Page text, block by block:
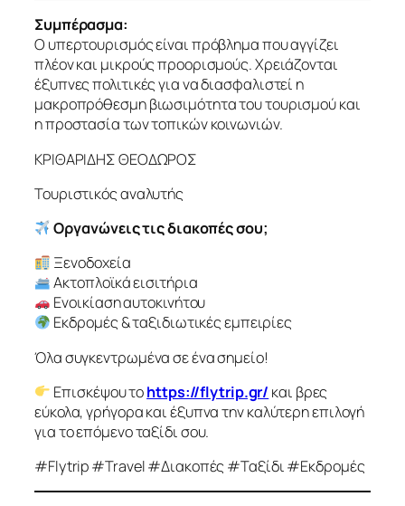
Συμπέρασμα:
Ο υπερτουρισμός είναι πρόβλημα που αγγίζει
πλέον και μικρούς προορισμούς. Χρειάζονται
έξυπνες πολιτικές για να διασφαλιστεί η
μακροπρόθεσμη βιωσιμότητα του τουρισμού και
η προστασία των τοπικών κοινωνιών.
ΚΡΙΘΑΡΙΔΗΣ ΘΕΟΔΩΡΟΣ
Τουριστικός αναλυτής
Οργανώνεις τις διακοπές σου;
Ξενοδοχεία
Ακτοπλοϊκά εισιτήρια
Ενοικίαση αυτοκινήτου
Εκδρομές & ταξιδιωτικές εμπειρίες
Όλα συγκεντρωμένα σε ένα σημείο!
Επισκέψου τοhttps://flytrip.gr/ και βρες
εύκολα, γρήγορα και έξυπνα την καλύτερη επιλογή
για το επόμενο ταξίδι σου.
#Flytrip #Travel #Διακοπές #Ταξίδι #Εκδρομές